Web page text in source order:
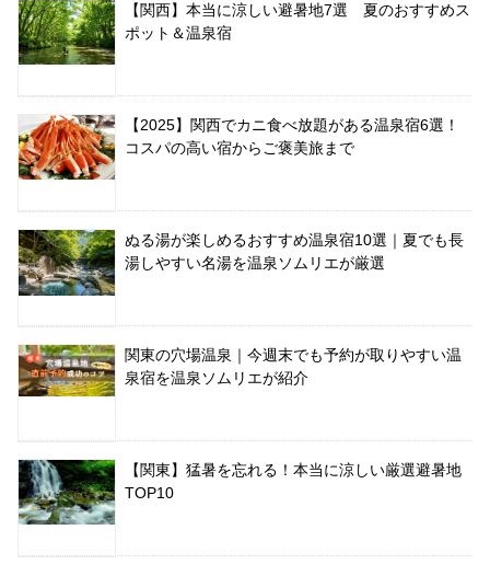
【関西】本当に涼しい避暑地7選 夏のおすすめス
ポット＆温泉宿
【2025】関西でカニ食べ放題がある温泉宿6選！
コスパの高い宿からご褒美旅まで
ぬる湯が楽しめるおすすめ温泉宿10選｜夏でも長
湯しやすい名湯を温泉ソムリエが厳選
関東の穴場温泉｜今週末でも予約が取りやすい温
泉宿を温泉ソムリエが紹介
【関東】猛暑を忘れる！本当に涼しい厳選避暑地
TOP10